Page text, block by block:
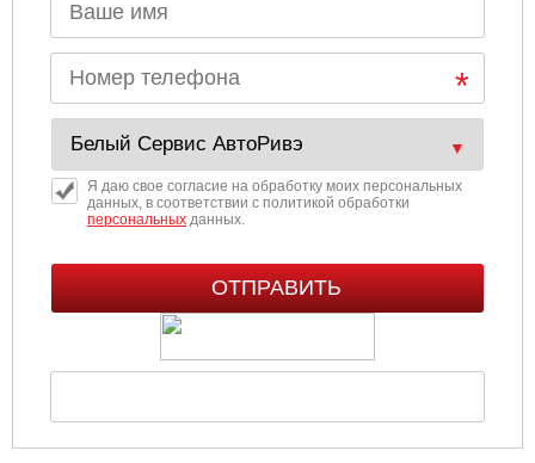
Я даю свое согласие на обработку моих персональных
данных, в соответствии с политикой обработки
персональныхданных.